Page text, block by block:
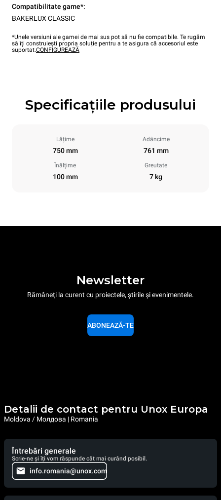
Compatibilitate game*:
BAKERLUX CLASSIC
*Unele versiuni ale gamei de mai sus pot să nu fie compatibile. Te rugăm
să îți construiești propria soluție pentru a te asigura că accesoriul este
suportat.CONFIGUREAZĂ
Specificațiile produsului
Lățime
750 mm
Adâncime
761 mm
Înălțime
100 mm
Greutate
7 kg
Newsletter
Rămâneți la curent cu proiectele, știrile și evenimentele.
ABONEAZĂ-TE
Detalii de contact pentru Unox Europa
Moldova / Молдова | Romania
Întrebări generale
Scrie-ne și îți vom răspunde cât mai curând posibil.
info.romania@unox.com